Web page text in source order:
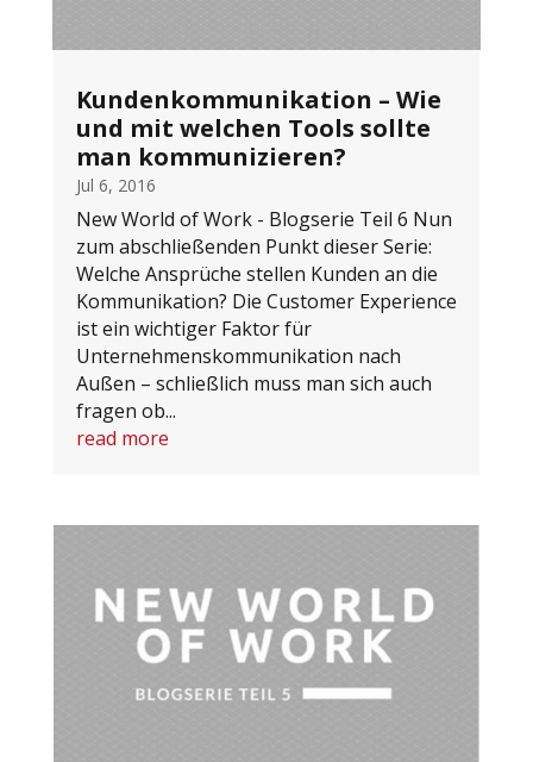
Kundenkommunikation – Wie
und mit welchen Tools sollte
man kommunizieren?
Jul 6, 2016
New World of Work - Blogserie Teil 6 Nun
zum abschließenden Punkt dieser Serie:
Welche Ansprüche stellen Kunden an die
Kommunikation? Die Customer Experience
ist ein wichtiger Faktor für
Unternehmenskommunikation nach
Außen – schließlich muss man sich auch
fragen ob...
read more